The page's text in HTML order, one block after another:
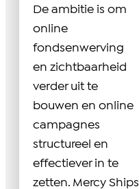
De ambitie is om
online
fondsenwerving
en zichtbaarheid
verder uit te
bouwen en online
campagnes
structureel en
effectiever in te
zetten. Mercy Ships